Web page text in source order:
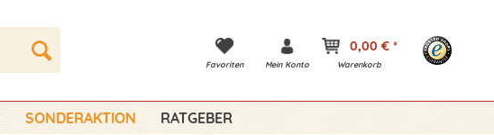
Favoriten Mein Konto
0,00 € *
Warenkorb
SONDERAKTION RATGEBER